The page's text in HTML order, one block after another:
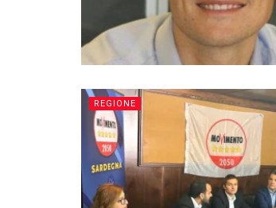
REGIONE